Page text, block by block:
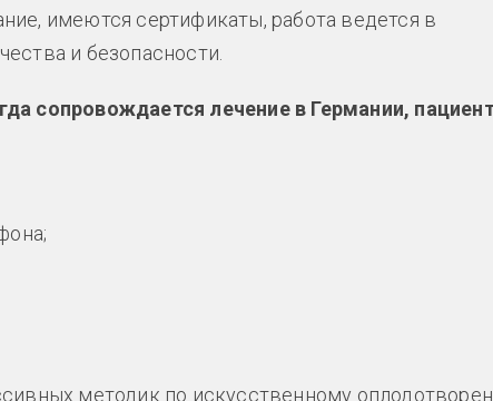
имеются сертификаты, работа ведется в
и безопасности.
сопровождается лечение в Германии,
методик по искусственному